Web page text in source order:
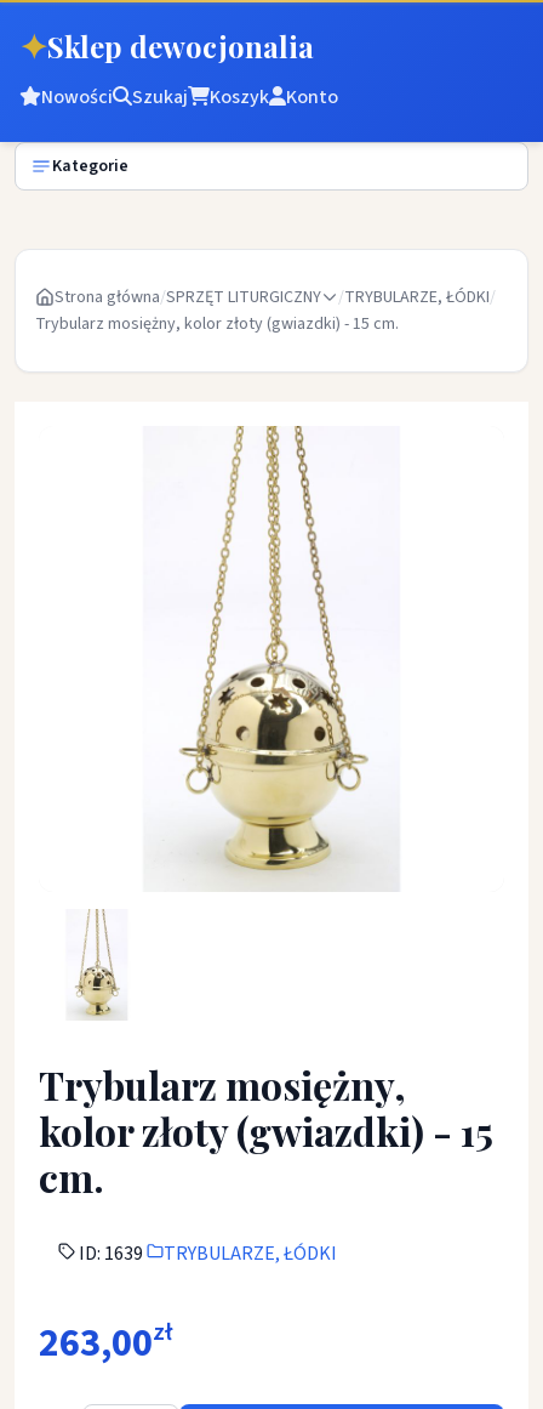
✦Sklep dewocjonalia
Nowości Szukaj Koszyk Konto
Kategorie
Strona główna/SPRZĘT LITURGICZNY /TRYBULARZE, ŁÓDKI/
Trybularz mosiężny, kolor złoty (gwiazdki) - 15 cm.
Trybularz mosiężny, kolor złoty (gwiazdki) - 15 cm. -
Trybularz mosiężny,
kolor złoty (gwiazdki) - 15
cm.
ID: 1639 TRYBULARZE, ŁÓDKI
263,00zł